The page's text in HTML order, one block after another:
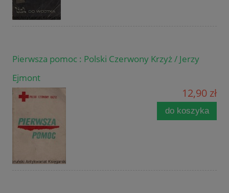
Pierwsza pomoc : Polski Czerwony Krzyż / Jerzy
Ejmont
12,90 zł
do koszyka